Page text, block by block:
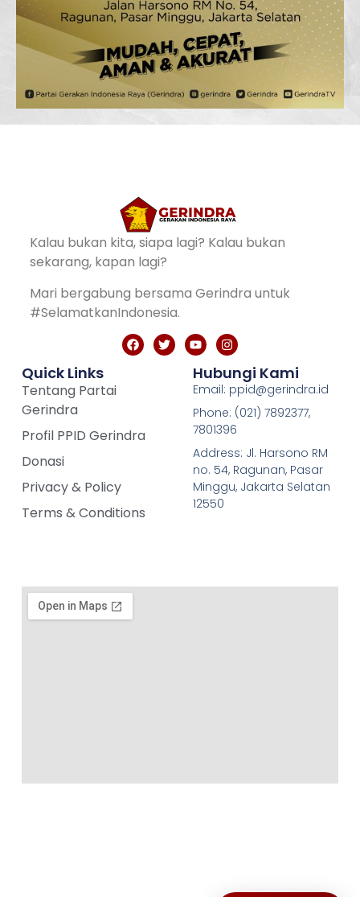
Kalau bukan kita, siapa lagi? Kalau bukan
sekarang, kapan lagi?
Mari bergabung bersama Gerindra untuk
#SelamatkanIndonesia.
Quick Links
Tentang Partai
Gerindra
Profil PPID Gerindra
Donasi
Privacy & Policy
Terms & Conditions
Hubungi Kami
Email: ppid@gerindra.id
Phone: (021) 7892377,
7801396
Address: Jl. Harsono RM
no. 54, Ragunan, Pasar
Minggu, Jakarta Selatan
12550